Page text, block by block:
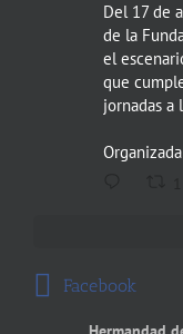
Del 17 de
de la
el
que
jornadas
Facebook